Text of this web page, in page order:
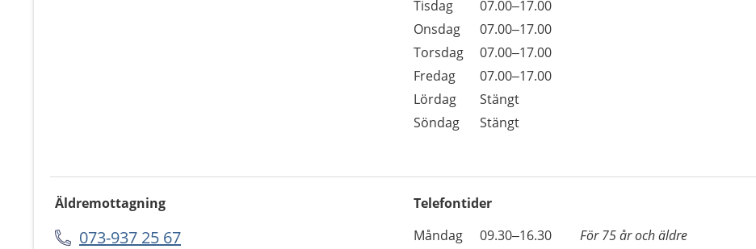
Tisdag
07.00–17.00
Onsdag
07.00–17.00
Torsdag
07.00–17.00
Fredag
07.00–17.00
Lördag
Stängt
Söndag
Stängt
Äldremottagning
073-937 25 67
Telefontider
Dag
Öppettider
Kommentarer
Måndag 09.30–16.30
För 75 år och äldre